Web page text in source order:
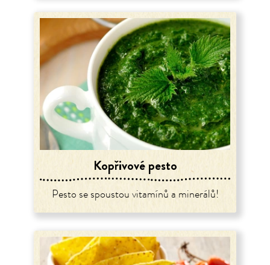
Kopřivové pesto
Pesto se spoustou vitamínů a minerálů!